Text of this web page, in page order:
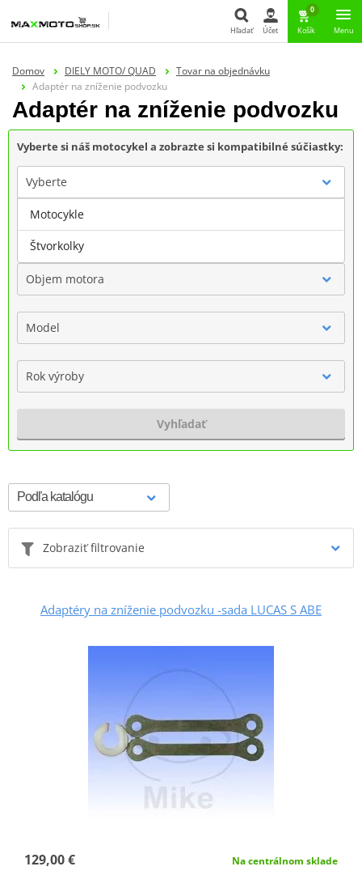
Hľadať Účet
0
Košík Menu
Domov DIELY MOTO/ QUAD
Tovar na objednávku
Adaptér na zníženie podvozku
Adaptér na zníženie podvozku
Vyberte si náš motocykel a zobrazte si kompatibilné súčiastky:
Vyberte
Značka
Objem motora
Model
Rok výroby
Vyhľadať
Zobraziť filtrovanie
Adaptéry na zníženie podvozku -sada LUCAS S ABE
129,00 € Na centrálnom sklade
Motocykle
Štvorkolky